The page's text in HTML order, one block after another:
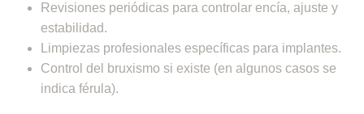
Revisiones periódicas para controlar encía, ajuste y
estabilidad.
Limpiezas profesionales específicas para implantes.
Control del bruxismo si existe (en algunos casos se
indica férula).